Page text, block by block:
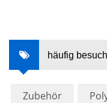
häufig
Zubehör